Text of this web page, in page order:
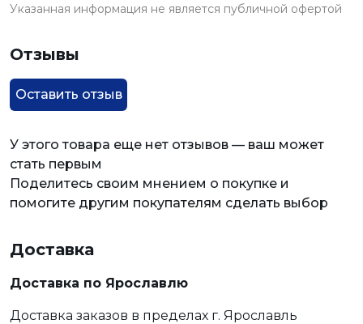
Указанная информация не является публичной офертой
Отзывы
Оставить отзыв
У этого товара еще нет отзывов — ваш может
стать первым
Поделитесь своим мнением о покупке и
помогите другим покупателям сделать выбор
Доставка
Доставка по Ярославлю
Доставка заказов в пределах г. Ярославль